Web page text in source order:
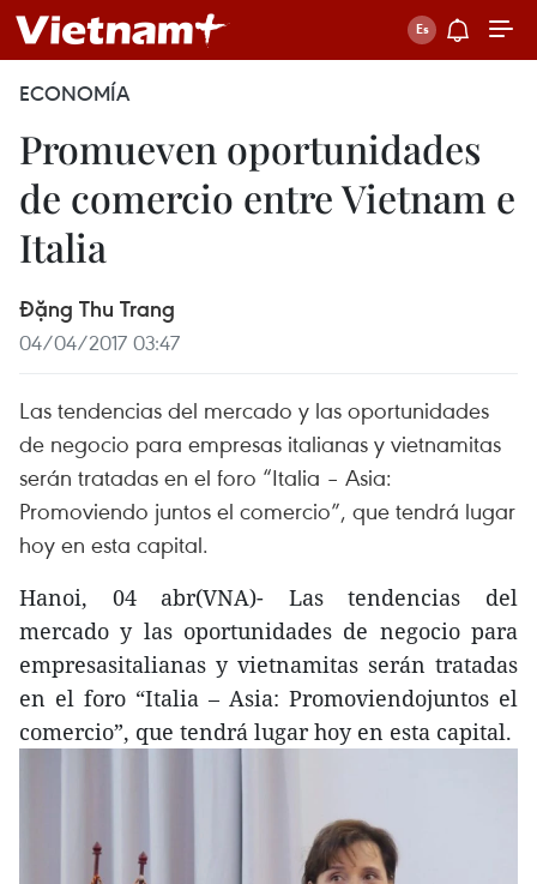
ECONOMÍA
Promueven oportunidades
de comercio entre Vietnam e
Italia
Đặng Thu Trang
04/04/2017 03:47
Las tendencias del mercado y las oportunidades
de negocio para empresas italianas y vietnamitas
serán tratadas en el foro “Italia – Asia:
Promoviendo juntos el comercio”, que tendrá lugar
hoy en esta capital.
Hanoi, 04 abr(VNA)- Las tendencias del
mercado y las oportunidades de negocio para
empresasitalianas y vietnamitas serán tratadas
en el foro “Italia – Asia: Promoviendojuntos el
comercio”, que tendrá lugar hoy en esta capital.